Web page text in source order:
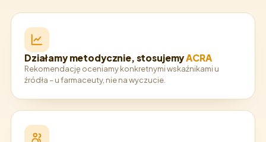
Działamy metodycznie, stosujemyACRA
Rekomendację oceniamy konkretnymi wskaźnikami u
źródła – u farmaceuty, nie na wyczucie.